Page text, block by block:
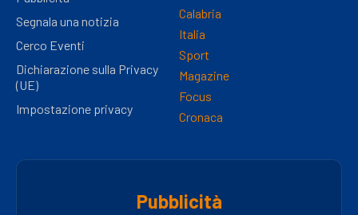
Segnala una notizia
Cerco Eventi
Dichiarazione sulla Privacy
(UE)
Impostazione privacy
Calabria
Italia
Sport
Magazine
Focus
Cronaca
Pubblicità